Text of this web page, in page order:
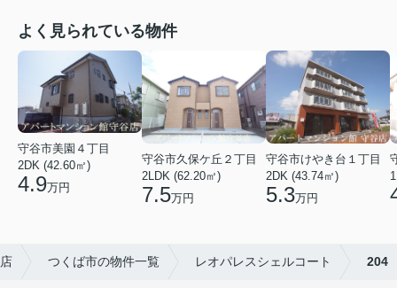
よく見られている物件
守谷市美園４丁目
2DK (42.60㎡)
4.9万円
守谷市久保ケ丘２丁目
2LDK (62.20㎡)
7.5万円
守谷市けやき台１丁目
2DK (43.74㎡)
5.3万円
つくば市の物件一覧 レオパレスシェルコート 204